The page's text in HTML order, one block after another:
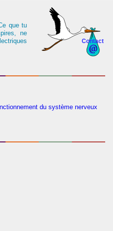
Contact
que tu
ne
du système nerveux